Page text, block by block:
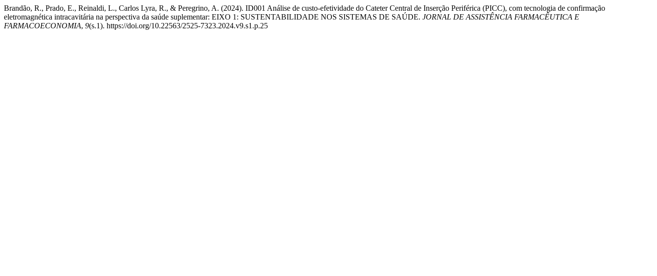
Brandão, R., Prado, E., Reinaldi, L., Carlos Lyra, R., & Peregrino, A. (2024). ID001 Análise de custo-efetividade do Cateter Central de Inserção Periférica (PICC), com tecnologia de confirmação
eletromagnética intracavitária na perspectiva da saúde suplementar: EIXO 1: SUSTENTABILIDADE NOS SISTEMAS DE SAÚDE. JORNAL DE ASSISTÊNCIA FARMACÊUTICA E
FARMACOECONOMIA, 9(s.1). https://doi.org/10.22563/2525-7323.2024.v9.s1.p.25